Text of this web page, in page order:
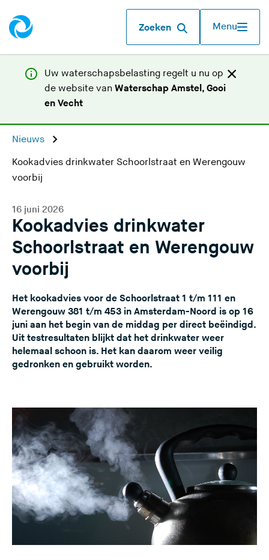
Zoeken Menu
Uw waterschapsbelasting regelt u nu op
de website van Waterschap Amstel, Gooi
en Vecht(
r
t
e
s
t
e
)
Nieuws
Kookadvies drinkwater Schoorlstraat en Werengouw
voorbij
Kookadvies drinkwater
Schoorlstraat en Werengouw
voorbij
16 juni 2026
Het kookadvies voor de Schoorlstraat 1 t/m 111 en
Werengouw 381 t/m 453 in Amsterdam-Noord is op 16
juni aan het begin van de middag per direct beëindigd.
Uit testresultaten blijkt dat het drinkwater weer
helemaal schoon is. Het kan daarom weer veilig
gedronken en gebruikt worden.